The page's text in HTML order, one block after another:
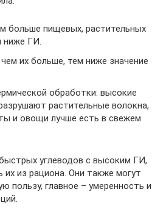
больше пищевых, растительных
ниже ГИ.
их больше, тем ниже значение
обработки: высокие
растительные волокна,
и овощи лучше есть в свежем
углеводов с высоким ГИ,
из рациона. Они также могут
пользу, главное – умеренность и